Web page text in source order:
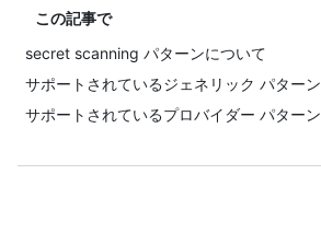
この記事で
secret scanning パターンについて
サポートされているジェネリック パターン
サポートされているプロバイダー パターン